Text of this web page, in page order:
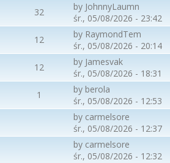
32 by JohnnyLaumn
śr., 05/08/2026 - 23:42
12 by RaymondTem
śr., 05/08/2026 - 20:14
12 by Jamesvak
śr., 05/08/2026 - 18:31
1 by berola
śr., 05/08/2026 - 12:53
by carmelsore
śr., 05/08/2026 - 12:37
by carmelsore
śr., 05/08/2026 - 12:32